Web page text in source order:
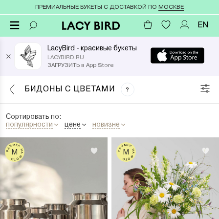
ПРЕМИАЛЬНЫЕ БУКЕТЫ С ДОСТАВКОЙ ПО МОСКВЕ
EN
×
LacyBird - красивые букеты
LACYBIRD.RU
ЗАГРУЗИТЬ в App Store
БИДОНЫ С ЦВЕТАМИ ?
Сортировать по:
популярности
цене новизне
РАЗМЕР НА ФОТО
M РАЗМЕР НА ФОТО
M